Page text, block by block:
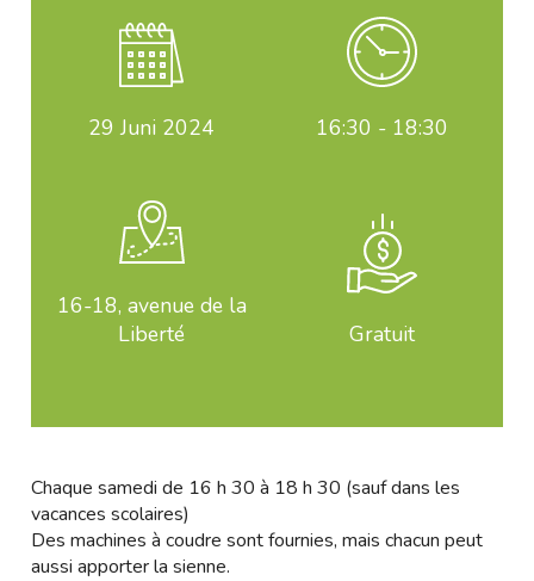
29 Juni 2024 16:30 - 18:30
16-18, avenue de la
Liberté
Gratuit
Chaque samedi de 16 h 30 à 18 h 30 (sauf dans les
vacances scolaires)
Des machines à coudre sont fournies, mais chacun peut
aussi apporter la sienne.